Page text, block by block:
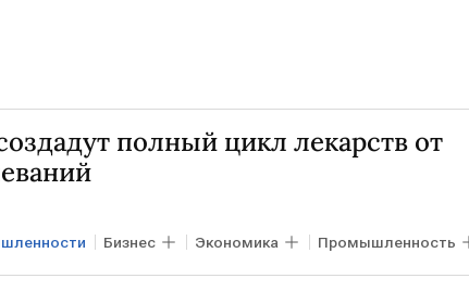
полный цикл лекарств от
Бизнес Экономика Промышленность
ФРП